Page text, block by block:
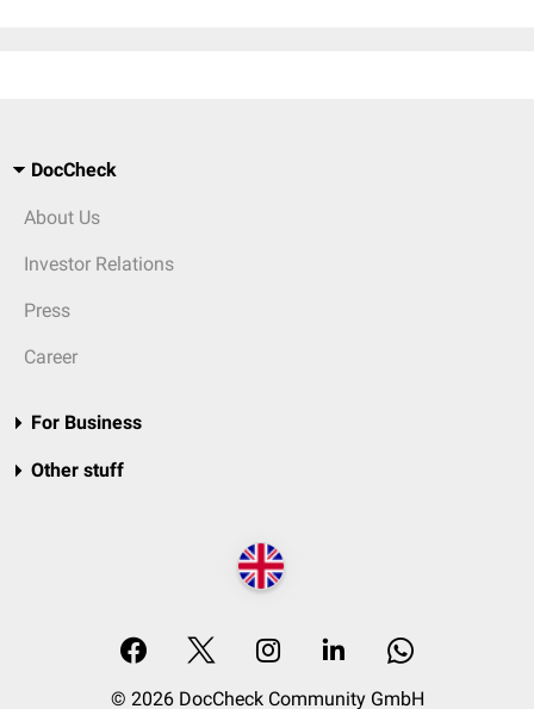
DocCheck
About Us
Investor Relations
Press
Career
For Business
Other stuff
© 2026 DocCheck Community GmbH